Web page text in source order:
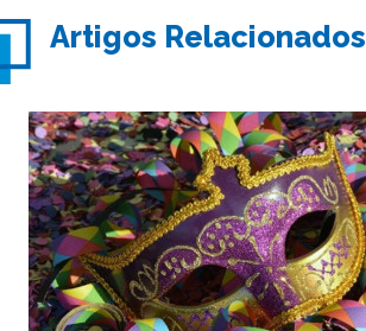
Artigos Relacionados